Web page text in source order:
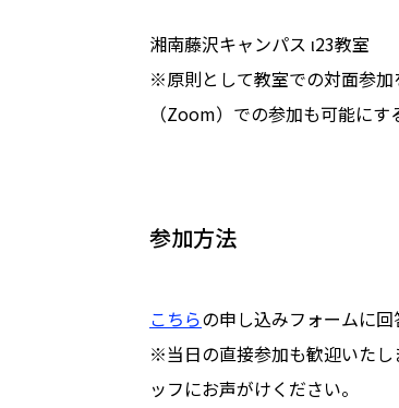
湘南藤沢キャンパス ι23教室
※原則として教室での対面参加
（Zoom）での参加も可能にす
参加方法
こちらの申し込みフォームに回
※当日の直接参加も歓迎いたし
ッフにお声がけください。